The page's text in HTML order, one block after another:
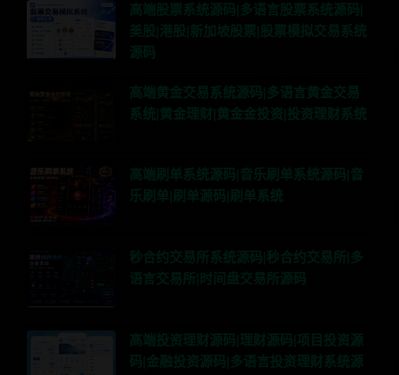
高端股票系统源码|多语言股票系统源码|
美股|港股|新加坡股票|股票模拟交易系统
源码
高端黄金交易系统源码|多语言黄金交易
系统|黄金理财|黄金金投资|投资理财系统
高端刷单系统源码|音乐刷单系统源码|音
乐刷单|刷单源码|刷单系统
秒合约交易所系统源码|秒合约交易所|多
语言交易所|时间盘交易所源码
高端投资理财源码|理财源码|项目投资源
码|金融投资源码|多语言投资理财系统源